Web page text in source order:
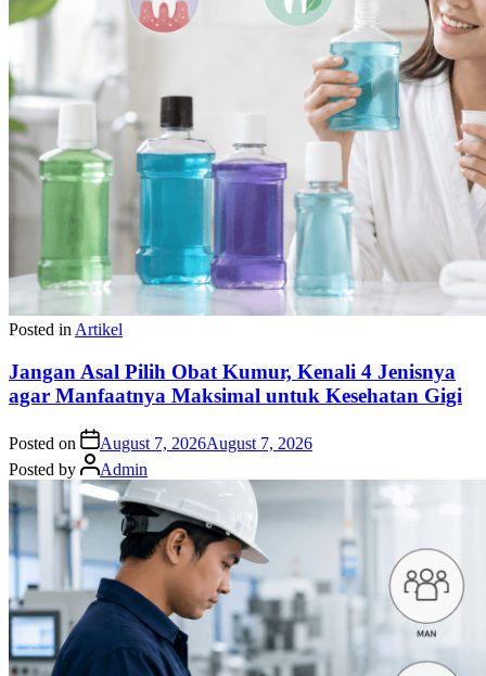
Posted in Artikel
Jangan Asal Pilih Obat Kumur, Kenali 4 Jenisnya
agar Manfaatnya Maksimal untuk Kesehatan Gigi
Posted on August 7, 2026August 7, 2026
Posted by
Admin